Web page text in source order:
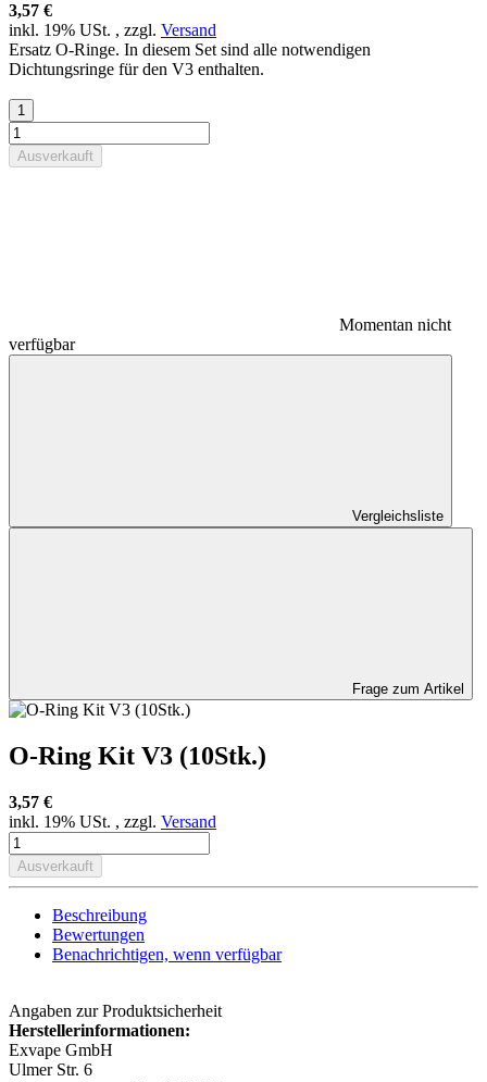
3,57 €
inkl. 19% USt. , zzgl. Versand
Ersatz O-Ringe. In diesem Set sind alle notwendigen
Dichtungsringe für den V3 enthalten.
Ausverkauft
Momentan nicht
verfügbar
Vergleichsliste
Frage zum Artikel
O-Ring Kit V3 (10Stk.)
3,57 €
inkl. 19% USt. , zzgl. Versand
Ausverkauft
Beschreibung
Bewertungen
Benachrichtigen, wenn verfügbar
Angaben zur Produktsicherheit
Herstellerinformationen:
Exvape GmbH
Ulmer Str. 6